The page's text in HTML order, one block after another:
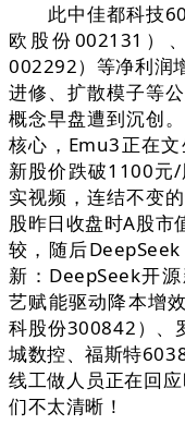
此中佳都科技
欧股份002131）
002292）等净利润
进修、扩散模子等
概念早盘遭到沉创
核心，Emu3正在
新股价跌破1100元
实视频，连结不变
股昨日收盘时A股市
较，随后
新：DeepSeek开
艺赋能驱动降本增
科股份300842）、
城数控、福斯特
线工做人员正在回
们不太清晰！